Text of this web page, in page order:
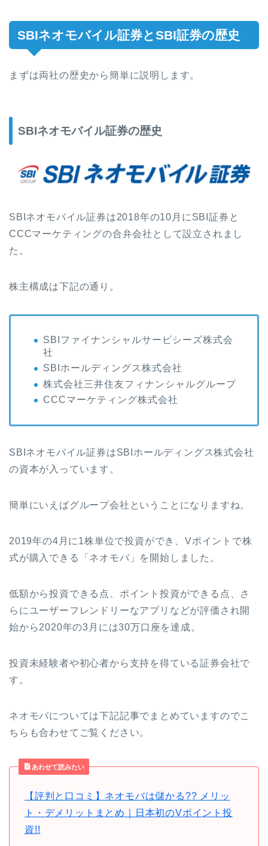
SBIネオモバイル証券とSBI証券の歴史
まずは両社の歴史から簡単に説明します。
SBIネオモバイル証券の歴史
SBIネオモバイル証券は2018年の10月にSBI証券と
CCCマーケティングの合弁会社として設立されまし
た。
株主構成は下記の通り。
SBIファイナンシャルサービシーズ株式会
社
SBIホールディングス株式会社
株式会社三井住友フィナンシャルグループ
CCCマーケティング株式会社
SBIネオモバイル証券はSBIホールディングス株式会社
の資本が入っています。
簡単にいえばグループ会社ということになりますね。
2019年の4月に1株単位で投資ができ、Vポイントで株
式が購入できる「ネオモバ」を開始しました。
低額から投資できる点、ポイント投資ができる点、さ
らにユーザーフレンドリーなアプリなどが評価され開
始から2020年の3月には30万口座を達成。
投資未経験者や初心者から支持を得ている証券会社で
す。
ネオモバについては下記記事でまとめていますのでこ
ちらも合わせてご覧ください。
あわせて読みたい
【評判と口コミ】ネオモバは儲かる?? メリッ
ト・デメリットまとめ｜日本初のVポイント投
資!!